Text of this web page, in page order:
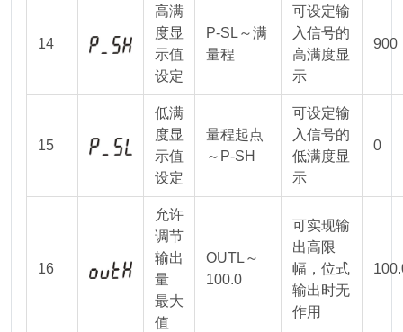
14
高满
度显
示值
设定
P-SL～满
量程
可设定输
入信号的
高满度显
示
900
15
低满
度显
示值
设定
量程起点
～P-SH
可设定输
入信号的
低满度显
示
0
16
允许
调节
输出
量
最大
值
OUTL～
100.0
可实现输
出高限
幅，位式
输出时无
作用